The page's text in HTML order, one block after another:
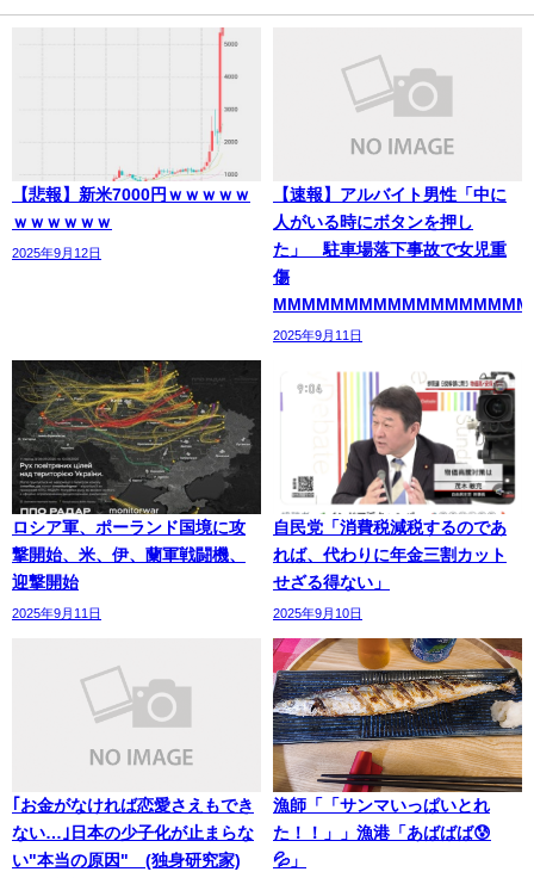
【悲報】新米7000円ｗｗｗｗｗ
ｗｗｗｗｗｗ
2025年9月12日
【速報】アルバイト男性「中に
人がいる時にボタンを押し
た」 駐車場落下事故で女児重
傷
2025年9月11日
ロシア軍、ポーランド国境に攻
撃開始、米、伊、蘭軍戦闘機、
迎撃開始
2025年9月11日
自民党「消費税減税するのであ
れば、代わりに年金三割カット
せざる得ない」
2025年9月10日
｢お金がなければ恋愛さえもでき
ない…｣日本の少子化が止まらな
い"本当の原因" (独身研究家)
漁師「「サンマいっぱいとれ
た！！」」漁港「あばばば😰
💦」